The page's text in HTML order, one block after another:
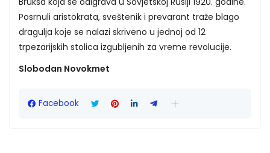
Posrnuli aristokrata, sveštenik i prevarant traže blago
dragulja koje se nalazi skriveno u jednoj od 12
trpezarijskih stolica izgubljenih za vreme revolucije.
Slobodan Novokmet
Facebook